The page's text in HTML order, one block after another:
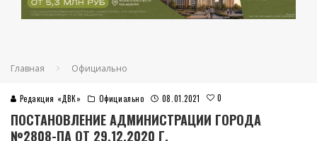
Главная Официально
Редакция «ДВК» Официально 08.01.2021 0
ПОСТАНОВЛЕНИЕ АДМИНИСТРАЦИИ ГОРОДА
№2808-ПА ОТ 29.12.2020 Г.